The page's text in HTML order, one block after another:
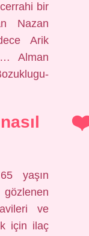
bir
Nazan
Arik
… Alman
yaşın
ve
için ilaç